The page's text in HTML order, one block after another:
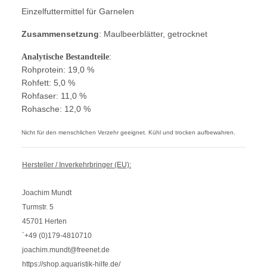
Einzelfuttermittel für Garnelen
Zusammensetzung: Maulbeerblätter, getrocknet
Analytische Bestandteile:
Rohprotein: 19,0 %
Rohfett: 5,0 %
Rohfaser: 11,0 %
Rohasche: 12,0 %
Nicht für den menschlichen Verzehr geeignet. Kühl und trocken aufbewahren.
Hersteller / Inverkehrbringer (EU):
Joachim Mundt
Turmstr. 5
45701 Herten
´+49 (0)179-4810710
joachim.mundt@freenet.de
https://shop.aquaristik-hilfe.de/